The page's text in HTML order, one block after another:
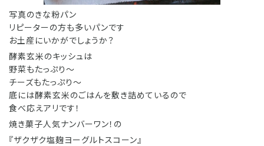
写真のきな粉パン
リピーターの方も多いパンです
お土産にいかがでしょうか？
酵素玄米のキッシュは
野菜もたっぷり〜
チーズもたっぷり〜
底には酵素玄米のごはんを敷き詰めているので
食べ応えアリです！
焼き菓子人気ナンバーワン！の
『ザクザク塩麹ヨーグルトスコーン』